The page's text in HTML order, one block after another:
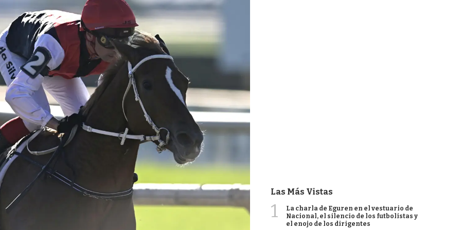
Las Más Vistas
1
La charla de Eguren en el vestuario de
Nacional, el silencio de los futbolistas y
el enojo de los dirigentes